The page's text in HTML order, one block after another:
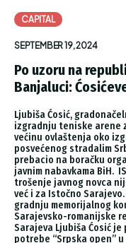
CAPITAL
SEPTEMBER 19, 2024
Po uzoru na
Banjaluci:
Ljubiša Ćosić,
izgradnju teniske arene
većinu ovlaštenja oko
posvećenog stradalim
prebacio na boračku
javnim nabavkama BiH. ISTOČNO SARAJEVO - Netransparentno
trošenje javnog novca
već i za Istočno
gradnju memorijalnog
Sarajevsko-romanijske regije. Naime
Sarajeva Ljubiša Ćosić
potrebe “Srpska open”